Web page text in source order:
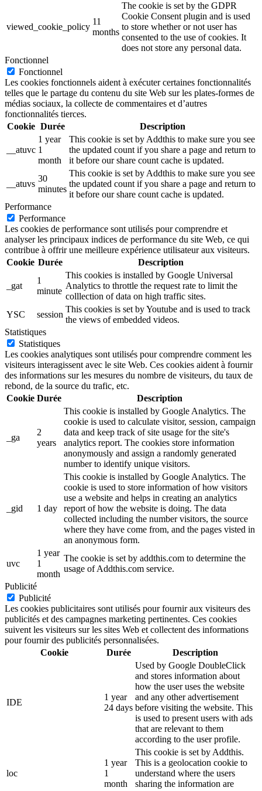
viewed_cookie_policy
11
months
The cookie is set by the GDPR
Cookie Consent plugin and is used
to store whether or not user has
consented to the use of cookies. It
does not store any personal data.
Fonctionnel
Fonctionnel
Les cookies fonctionnels aident à exécuter certaines fonctionnalités
telles que le partage du contenu du site Web sur les plates-formes de
médias sociaux, la collecte de commentaires et d’autres
fonctionnalités tierces.
Cookie Durée Description
__atuvc
1 year
1
month
This cookie is set by Addthis to make sure you see
the updated count if you share a page and return to
it before our share count cache is updated.
__atuvs
30
minutes
This cookie is set by Addthis to make sure you see
the updated count if you share a page and return to
it before our share count cache is updated.
Performance
Performance
Les cookies de performance sont utilisés pour comprendre et
analyser les principaux indices de performance du site Web, ce qui
contribue à offrir une meilleure expérience utilisateur aux visiteurs.
Cookie Durée Description
_gat
1
minute
This cookies is installed by Google Universal
Analytics to throttle the request rate to limit the
colllection of data on high traffic sites.
YSC
session
This cookies is set by Youtube and is used to track
the views of embedded videos.
Statistiques
Statistiques
Les cookies analytiques sont utilisés pour comprendre comment les
visiteurs interagissent avec le site Web. Ces cookies aident à fournir
des informations sur les mesures du nombre de visiteurs, du taux de
rebond, de la source du trafic, etc.
Cookie Durée Description
_ga
2
years
This cookie is installed by Google Analytics. The
cookie is used to calculate visitor, session, campaign
data and keep track of site usage for the site's
analytics report. The cookies store information
anonymously and assign a randomly generated
number to identify unique visitors.
_gid 1 day
This cookie is installed by Google Analytics. The
cookie is used to store information of how visitors
use a website and helps in creating an analytics
report of how the website is doing. The data
collected including the number visitors, the source
where they have come from, and the pages visted in
an anonymous form.
uvc
1 year
1
month
The cookie is set by addthis.com to determine the
usage of Addthis.com service.
Publicité
Publicité
Les cookies publicitaires sont utilisés pour fournir aux visiteurs des
publicités et des campagnes marketing pertinentes. Ces cookies
suivent les visiteurs sur les sites Web et collectent des informations
pour fournir des publicités personnalisées.
Cookie
Durée Description
IDE
1 year
24 days
Used by Google DoubleClick
and stores information about
how the user uses the website
and any other advertisement
before visiting the website. This
is used to present users with ads
that are relevant to them
according to the user profile.
loc
1 year
1
month
This cookie is set by Addthis.
This is a geolocation cookie to
understand where the users
sharing the information are